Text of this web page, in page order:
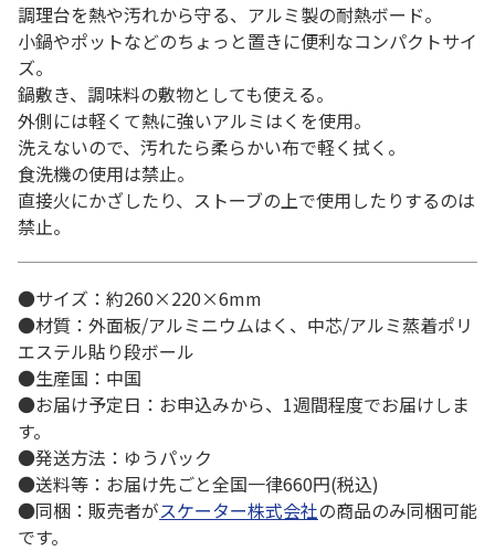
調理台を熱や汚れから守る、アルミ製の耐熱ボード。
小鍋やポットなどのちょっと置きに便利なコンパクトサイ
ズ。
鍋敷き、調味料の敷物としても使える。
外側には軽くて熱に強いアルミはくを使用。
洗えないので、汚れたら柔らかい布で軽く拭く。
食洗機の使用は禁止。
直接火にかざしたり、ストーブの上で使用したりするのは
禁止。
●サイズ：約260×220×6mm
●材質：外面板/アルミニウムはく、中芯/アルミ蒸着ポリ
エステル貼り段ボール
●生産国：中国
●お届け予定日：お申込みから、1週間程度でお届けしま
す。
●発送方法：ゆうパック
●送料等：お届け先ごと全国一律660円(税込)
●同梱：販売者がスケーター株式会社の商品のみ同梱可能
です。